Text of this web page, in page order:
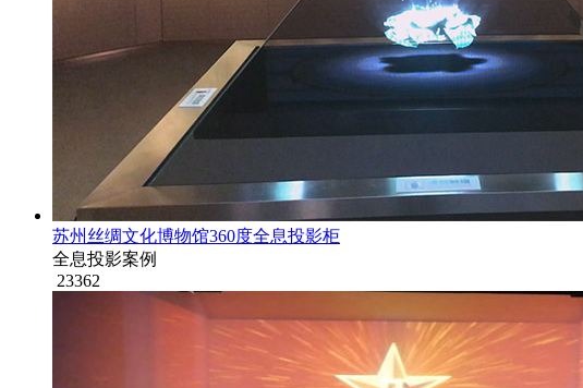
苏州丝绸文化博物馆360度全息投影柜
全息投影案例
23362